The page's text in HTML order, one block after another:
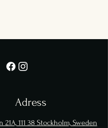
Adress
21A, 111 38 Stockholm, Sweden